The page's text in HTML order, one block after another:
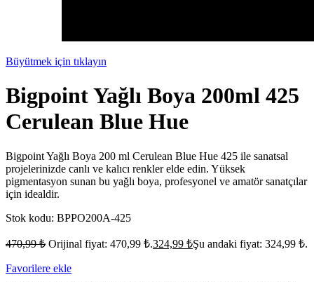
Büyütmek için tıklayın
Bigpoint Yağlı Boya 200ml 425
Cerulean Blue Hue
Bigpoint Yağlı Boya 200 ml Cerulean Blue Hue 425 ile sanatsal
projelerinizde canlı ve kalıcı renkler elde edin. Yüksek
pigmentasyon sunan bu yağlı boya, profesyonel ve amatör sanatçılar
için idealdir.
Stok kodu: BPPO200A-425
470,99₺ Orijinal fiyat: 470,99 ₺.324,99 ₺Şu andaki fiyat: 324,99 ₺.
Favorilere ekle